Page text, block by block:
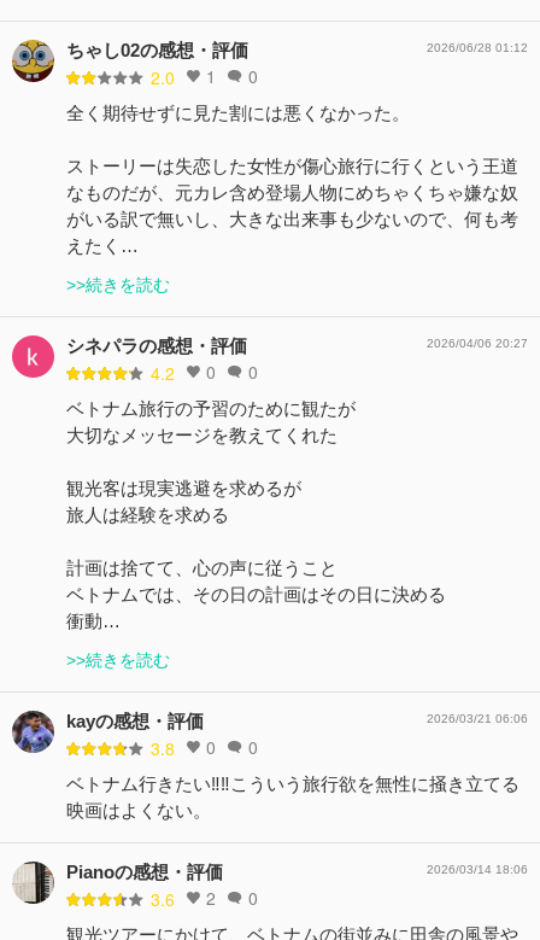
ちゃし02の感想・評価
2.0 1 0
2026/06/28 01:12
全く期待せずに見た割には悪くなかった。
ストーリーは失恋した女性が傷心旅行に行くという王道
なものだが、元カレ含め登場人物にめちゃくちゃ嫌な奴
がいる訳で無いし、大きな出来事も少ないので、何も考
えたく…
>>続きを読む
シネパラの感想・評価
4.2 0 0
2026/04/06 20:27
ベトナム旅行の予習のために観たが
大切なメッセージを教えてくれた
観光客は現実逃避を求めるが
旅人は経験を求める
計画は捨てて、心の声に従うこと
ベトナムでは、その日の計画はその日に決める
衝動…
>>続きを読む
kayの感想・評価
3.8 0 0
2026/03/21 06:06
ベトナム行きたい‼️‼️こういう旅行欲を無性に掻き立てる
映画はよくない。
Pianoの感想・評価
3.6 2 0
2026/03/14 18:06
観光ツアーにかけて、ベトナムの街並みに田舎の風景や